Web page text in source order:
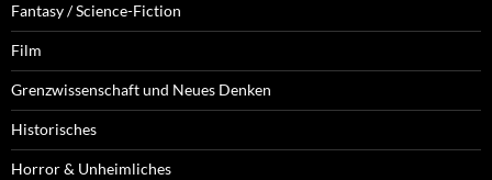
Fantasy / Science-Fiction
Film
Grenzwissenschaft und Neues Denken
Historisches
Horror & Unheimliches